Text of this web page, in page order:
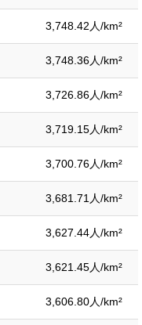
3,748.42人/km²
3,748.36人/km²
3,726.86人/km²
3,719.15人/km²
3,700.76人/km²
3,681.71人/km²
3,627.44人/km²
3,621.45人/km²
3,606.80人/km²